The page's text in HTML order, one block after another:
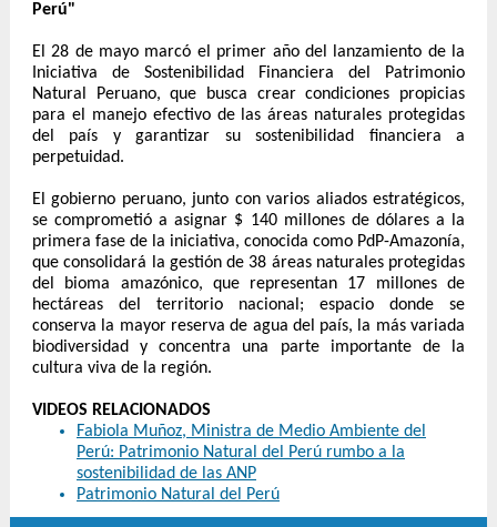
Perú"
El 28 de mayo marcó el primer año del lanzamiento de la
Iniciativa de Sostenibilidad Financiera del Patrimonio
Natural Peruano, que busca crear condiciones propicias
para el manejo efectivo de las áreas naturales protegidas
del país y garantizar su sostenibilidad financiera a
perpetuidad.
El gobierno peruano, junto con varios aliados estratégicos,
se comprometió a asignar $ 140 millones de dólares a la
primera fase de la iniciativa, conocida como PdP-Amazonía,
que consolidará la gestión de 38 áreas naturales protegidas
del bioma amazónico, que representan 17 millones de
hectáreas del territorio nacional; espacio donde se
conserva la mayor reserva de agua del país, la más variada
biodiversidad y concentra una parte importante de la
cultura viva de la región.
VIDEOS RELACIONADOS
Fabiola Muñoz, Ministra de Medio Ambiente del
Perú: Patrimonio Natural del Perú rumbo a la
sostenibilidad de las ANP
Patrimonio Natural del Perú